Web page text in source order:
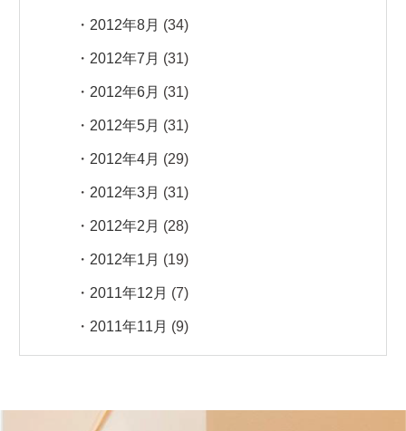
2012年8月 (34)
2012年7月 (31)
2012年6月 (31)
2012年5月 (31)
2012年4月 (29)
2012年3月 (31)
2012年2月 (28)
2012年1月 (19)
2011年12月 (7)
2011年11月 (9)